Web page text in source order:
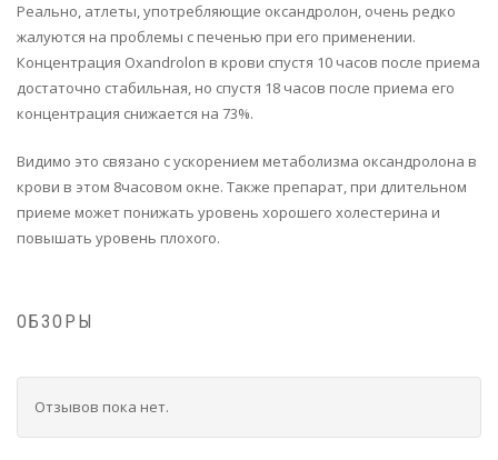
Реально, атлеты, употребляющие оксандролон, очень редко
жалуются на проблемы с печенью при его применении.
Концентрация Oxandrolon в крови спустя 10 часов после приема
достаточно стабильная, но спустя 18 часов после приема его
концентрация снижается на 73%.
Видимо это связано с ускорением метаболизма оксандролона в
крови в этом 8часовом окне. Также препарат, при длительном
приеме может понижать уровень хорошего холестерина и
повышать уровень плохого.
ОБЗОРЫ
Отзывов пока нет.